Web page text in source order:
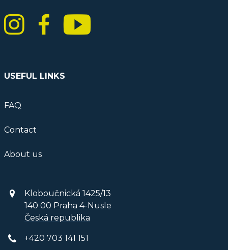
USEFUL LINKS
FAQ
Contact
About us
Kloboučnická 1425/13
140 00 Praha 4-Nusle
Česká republika
+420 703 141 151